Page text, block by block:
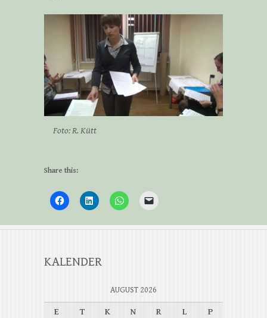
Foto: R. Kütt
Share this:
KALENDER
AUGUST 2026
E T K N R L
P